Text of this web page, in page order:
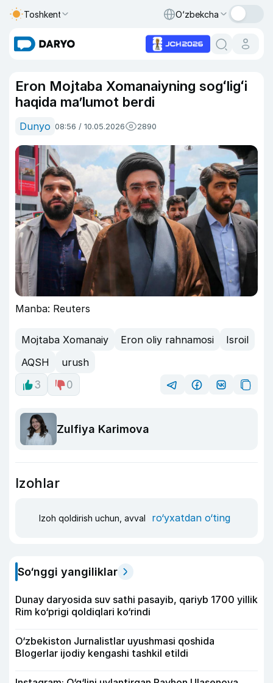
Toshkent O‘zbekcha
Eron Mojtaba Xomanaiyning sogʻligʻi
haqida ma’lumot berdi
Dunyo 08:56 / 10.05.2026 2890
Manba: Reuters
Mojtaba Xomanaiy Eron oliy rahnamosi
Isroil
AQSH
urush
3
0
Zulfiya Karimova
Izohlar
Izoh qoldirish uchun, avval ro‘yxatdan o‘ting
So‘nggi yangiliklar
Dunay daryosida suv sathi pasayib, qariyb 1700 yillik
Rim ko‘prigi qoldiqlari ko‘rindi
O‘zbekiston Jurnalistlar uyushmasi qoshida
Blogerlar ijodiy kengashi tashkil etildi